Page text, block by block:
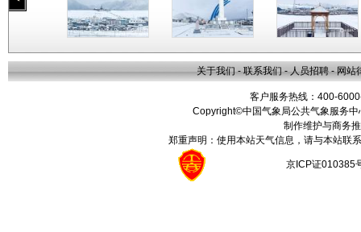
关于我们 - 联系我们 - 人员招聘 - 网站
客户服务热线：400-
Copyright©中国气象局公共气象服务
制作维护与商务
郑重声明：使用本站天气信息，请与本站联
京ICP证010385